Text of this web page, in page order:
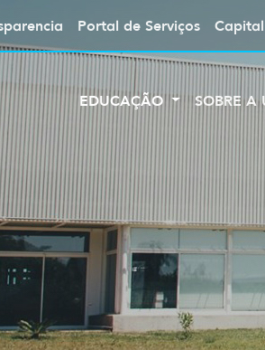
Portal de Serviços
EDUCAÇÃO SOBRE A